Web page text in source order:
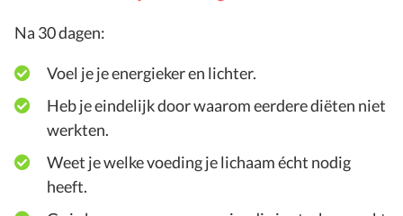
Na 30 dagen:
Voel je je energieker en lichter.
Heb je eindelijk door waarom eerdere diëten niet
werkten.
Weet je welke voeding je lichaam écht nodig
heeft.